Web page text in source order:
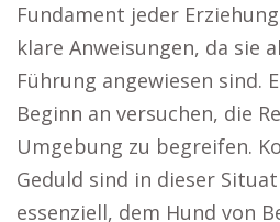
Fundament jeder
klare Anweisungen, da sie
Führung angewiesen sind.
Beginn an versuchen, die
Umgebung zu begreifen.
Geduld sind in dieser
essenziell, dem Hund von